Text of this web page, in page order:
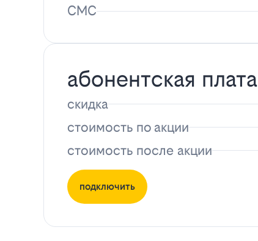
СМС
абонентская плата
скидка
стоимость по акции
стоимость после акции
подключить